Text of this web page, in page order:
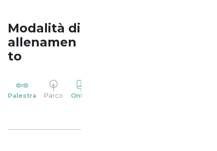
Modalità di
allenamen
to
Palestra Parco Online